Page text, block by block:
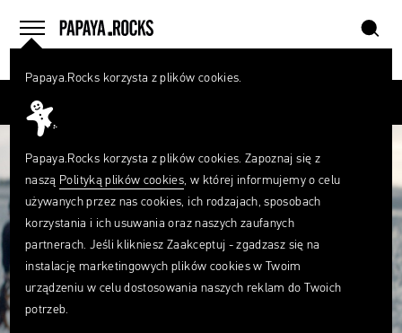
menu
home szukaj
Papaya.Rocks korzysta z plików cookies.
Papaya.Rocks korzysta z plików cookies. Zapoznaj się z
naszą Polityką plików cookies, w której informujemy o celu
używanych przez nas cookies, ich rodzajach, sposobach
korzystania i ich usuwania oraz naszych zaufanych
partnerach. Jeśli klikniesz Zaakceptuj - zgadzasz się na
instalację marketingowych plików cookies w Twoim
urządzeniu w celu dostosowania naszych reklam do Twoich
potrzeb.
Czego
szukasz?